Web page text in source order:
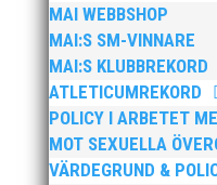
MAI WEBBSHOP
MAI:S SM-VINNARE
MAI:S KLUBBREKORD
ATLETICUMREKORD
POLICY I ARBETET
MOT SEXUELLA
VÄRDEGRUND &
Nu är hösten här och
saker beroende på var
organisationen. Här
från mig som
jag uppfattar läget i
BroloppetAtt...